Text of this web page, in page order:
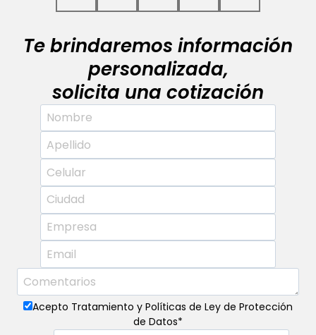
Te brindaremos información
personalizada,
solicita una cotización
Acepto Tratamiento y Políticas de Ley de Protección
de Datos*